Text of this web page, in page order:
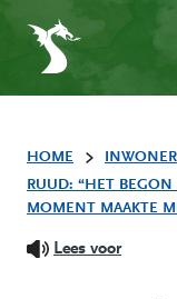
HOME
RUUD: “HET BEGON
MOMENT MAAKTE
Lees voor